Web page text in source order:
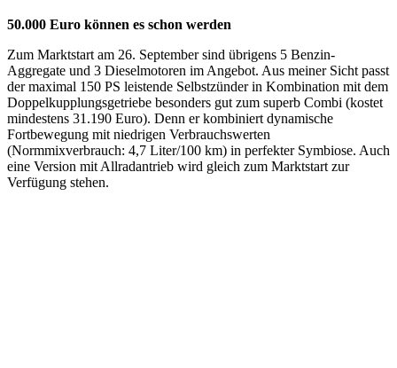
50.000 Euro können es schon werden
Zum Marktstart am 26. September sind übrigens 5 Benzin-
Aggregate und 3 Dieselmotoren im Angebot. Aus meiner Sicht passt
der maximal 150 PS leistende Selbstzünder in Kombination mit dem
Doppelkupplungsgetriebe besonders gut zum superb Combi (kostet
mindestens 31.190 Euro). Denn er kombiniert dynamische
Fortbewegung mit niedrigen Verbrauchswerten
(Normmixverbrauch: 4,7 Liter/100 km) in perfekter Symbiose. Auch
eine Version mit Allradantrieb wird gleich zum Marktstart zur
Verfügung stehen.